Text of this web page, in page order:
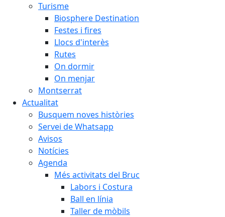
Turisme
Biosphere Destination
Festes i fires
Llocs d'interès
Rutes
On dormir
On menjar
Montserrat
Actualitat
Busquem noves històries
Servei de Whatsapp
Avisos
Notícies
Agenda
Més activitats del Bruc
Labors i Costura
Ball en línia
Taller de mòbils